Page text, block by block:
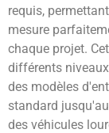
requis,
mesure
chaque projet.
différents
des modèles
standard
des véhicules